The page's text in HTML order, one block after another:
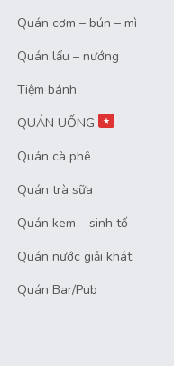
Quán cơm – bún – mì
Quán lẩu – nướng
Tiệm bánh
QUÁN UỐNG
★
Quán cà phê
Quán trà sữa
Quán kem – sinh tố
Quán nước giải khát
Quán Bar/Pub